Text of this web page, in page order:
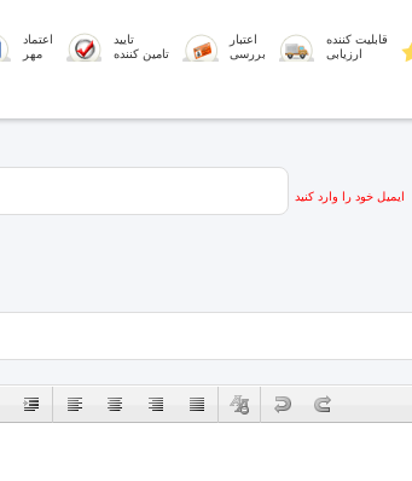
اعتماد
مهر
تایید
تامین کننده
اعتبار
بررسی
قابلیت کننده
ارزیابی
ایمیل خود را وارد کنید